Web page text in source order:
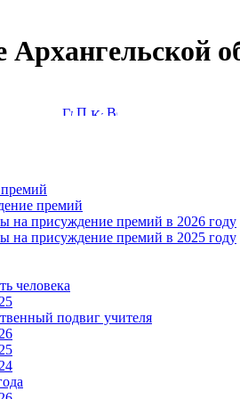
Архангельской
премий
на присуждение премий в 2026 году
на присуждение премий в 2025 году
человека
подвиг учителя